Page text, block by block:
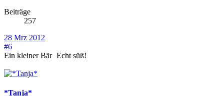
Beiträge
257
28 Mrz 2012
#6
Ein kleiner Bär Echt süß!
*Tanja*